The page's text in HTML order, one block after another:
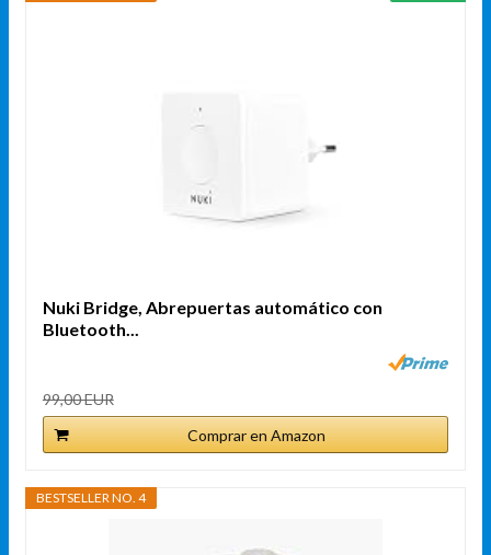
Nuki Bridge, Abrepuertas automático con
Bluetooth...
99,00 EUR
Comprar en Amazon
BESTSELLER NO. 4